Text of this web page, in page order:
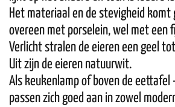
Het materiaal en de stevigheid
overeen met porselein, wel met een
Verlicht stralen de eieren een geel
Uit zijn de eieren natuurwit.
Als keukenlamp of boven de eettafel
passen zich goed aan in zowel